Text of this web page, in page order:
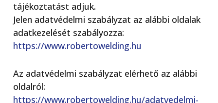
tájékoztatást adjuk.
Jelen adatvédelmi szabályzat az alábbi oldalak
adatkezelését szabályozza:
https://www.robertowelding.hu
Az adatvédelmi szabályzat elérhető az alábbi
oldalról:
https://www.robertowelding.hu/adatvedelmi-